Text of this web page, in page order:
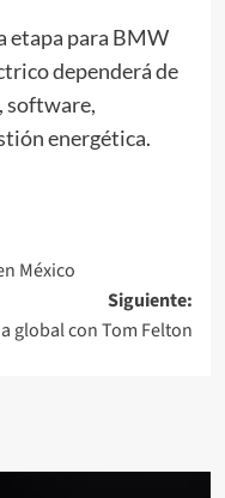
etapa para BMW
dependerá de
software,
energética.
México
Siguiente:
global con Tom Felton